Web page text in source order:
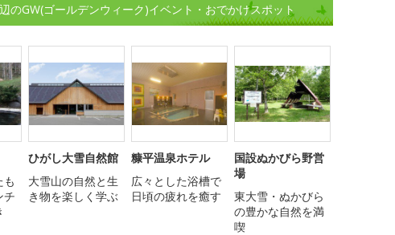
のGW(ゴールデンウィーク)イベント・おでかけスポット
も
チ
ひがし大雪自然館
大雪山の自然と生
き物を楽しく学ぶ
糠平温泉ホテル
広々とした浴槽で
日頃の疲れを癒す
国設ぬかびら野営
場
東大雪・ぬかびら
の豊かな自然を満
喫